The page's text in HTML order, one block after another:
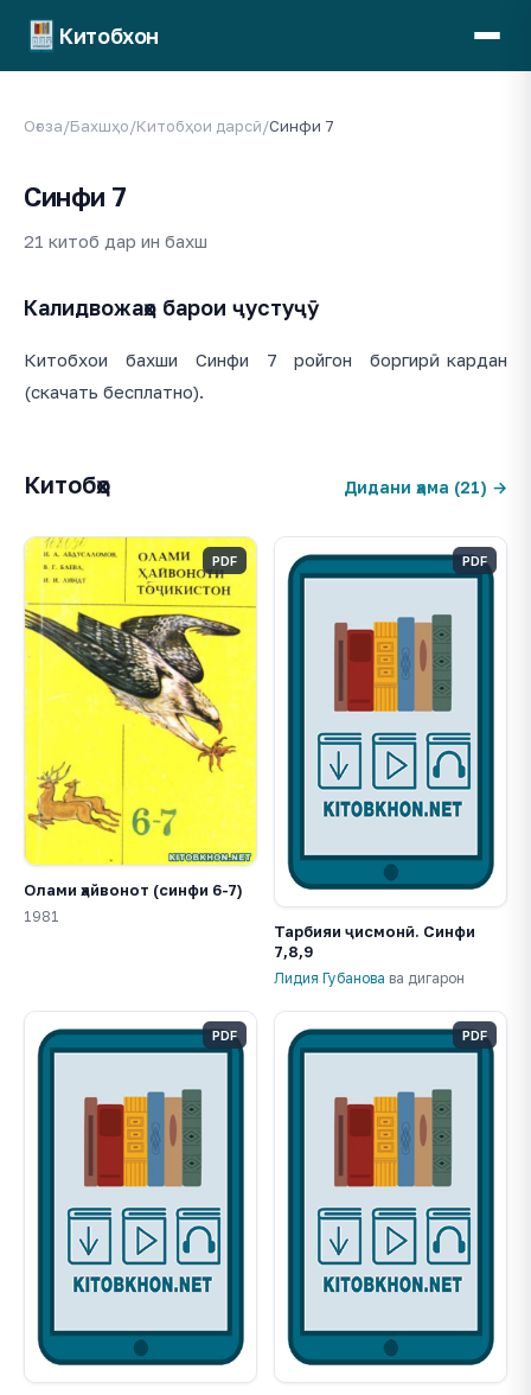
Китобхон
Оғоза/Бахшҳо/Китобҳои дарсӣ/Синфи 7
Синфи 7
21 китоб дар ин бахш
Калидвожаҳо барои ҷустуҷӯ
Китобхои бахши Синфи 7 ройгон боргирӣ кардан
(скачать бесплатно).
Китобҳо Дидани ҳама (21) →
PDF
Олами ҳайвонот (синфи 6-7)
1981
PDF
Тарбияи ҷисмонӣ. Синфи
7,8,9
Лидия Губанова ва дигарон
PDF PDF